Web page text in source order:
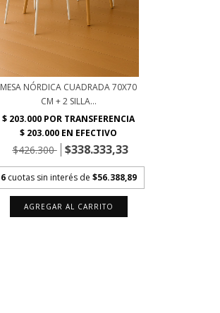
MESA NÓRDICA CUADRADA 70X70
CM + 2 SILLA...
$426.300 $338.333,33
6 cuotas sin interés de $56.388,89
AGREGAR AL CARRITO